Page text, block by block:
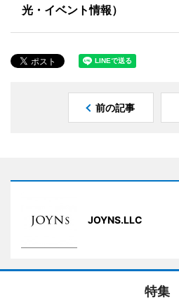
光・イベント情報）
前の記事
JOYNS.LLC
特集